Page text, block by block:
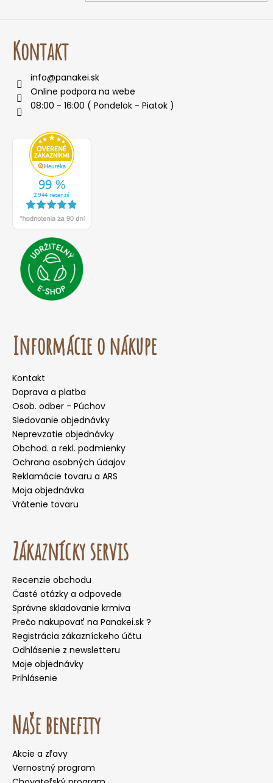
Kontakt
info@panakei.sk
Online podpora na webe
08:00 - 16:00 ( Pondelok - Piatok )
Informácie o nákupe
Kontakt
Doprava a platba
Osob. odber - Púchov
Sledovanie objednávky
Neprevzatie objednávky
Obchod. a rekl. podmienky
Ochrana osobných údajov
Reklamácie tovaru a ARS
Moja objednávka
Vrátenie tovaru
Zákaznícky servis
Recenzie obchodu
Časté otázky a odpovede
Správne skladovanie krmiva
Prečo nakupovať na Panakei.sk ?
Registrácia zákazníckeho účtu
Odhlásenie z newsletteru
Moje objednávky
Prihlásenie
Naše benefity
Akcie a zľavy
Vernostný program